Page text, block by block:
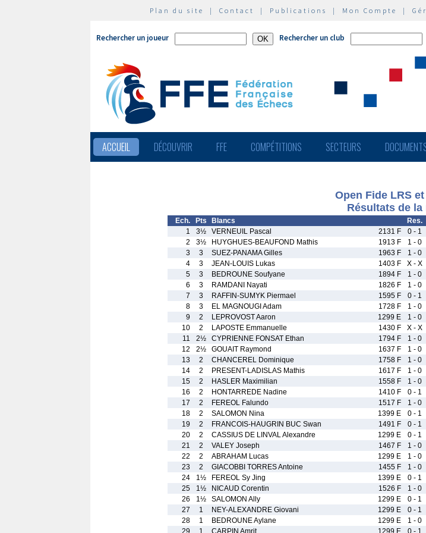
Plan du site | Contact | Publications | Mon Compte |
Rechercher un joueur Rechercher un club
ACCUEIL DÉCOUVRIR FFE COMPÉTITIONS SECTEURS
Open Fide LRS et
Résultats de la
Ech. Pts Blancs Res.
1
3½ VERNEUIL Pascal 2131 F 0 - 1
2
3½ HUYGHUES-BEAUFOND Mathis 1913 F 1 - 0
3
3 SUEZ-PANAMA Gilles 1963 F 1 - 0
4
3 JEAN-LOUIS Lukas 1403 F X - X
5
3 BEDROUNE Soufyane 1894 F 1 - 0
6
3 RAMDANI Nayati 1826 F 1 - 0
7
3 RAFFIN-SUMYK Piermael 1595 F 0 - 1
8
3 EL MAGNOUGI Adam 1728 F 1 - 0
9
2 LEPROVOST Aaron 1299 E 1 - 0
10
2 LAPOSTE Emmanuelle 1430 F X - X
11
2½ CYPRIENNE FONSAT Ethan 1794 F 1 - 0
12
2½ GOUAIT Raymond 1637 F 1 - 0
13
2 CHANCEREL Dominique 1758 F 1 - 0
14
2 PRESENT-LADISLAS Mathis 1617 F 1 - 0
15
2 HASLER Maximilian 1558 F 1 - 0
16
2 HONTARREDE Nadine 1410 F 0 - 1
17
2 FEREOL Falundo 1517 F 1 - 0
18
2 SALOMON Nina 1399 E 0 - 1
19
2 FRANCOIS-HAUGRIN BUC Swan 1491 F 0 - 1
20
2 CASSIUS DE LINVAL Alexandre 1299 E 0 - 1
21
2 VALEY Joseph 1467 F 1 - 0
22
2 ABRAHAM Lucas 1299 E 1 - 0
23
2 GIACOBBI TORRES Antoine 1455 F 1 - 0
24
1½ FEREOL Sy Jing 1399 E 0 - 1
25
1½ NICAUD Corentin 1526 F 1 - 0
26
1½ SALOMON Ally 1299 E 0 - 1
27
1 NEY-ALEXANDRE Giovani 1299 E 0 - 1
28
1 BEDROUNE Aylane 1299 E 1 - 0
29
1 CARPIN Amrit 1299 E 0 - 1